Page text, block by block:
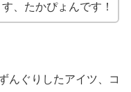
、たかぴょんです！
んぐりしたアイツ、コ